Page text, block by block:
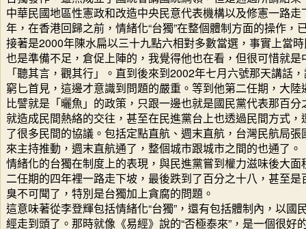
中華民國地區性憲政和改造中央民意代表機構以及修憲一路
年，在香港回歸之前，情緒化“台獨”在整個體制方面的操作，
接著是2000年陳水扁以三十九點六相對多數當選，事實上當
也是準備不足，倉促上陣的，我覺得他也在看，但很可惜就
「聽其言，觀其行」。直到後來到2002年七月六號那天講話
窮匕首見，這邊才意識到問題的嚴重。等到他第二任期，大陸
比譬就是「曬魚」的政策，只跟一邊也就是國民黨代表那百
就造成民間熱絡的交往，甚至在民進黨台上也透過民間方式
了很多民間的協議。包括定點直航、週末直航，台灣民航局
來主持推動，週末直航通了，整個城市跟城市之間的也通了。
情緒化的台獨在制度上的表現，與民進黨嘗到權力滋味後大
二任期的四年裡一路走下坡，最後跌到了百分之十八，甚至
臭不可聞了，特別是台獨加上貪腐的問題。
這意味著從李登輝包括情緒化“台獨”，還有包括體制內，以國
經走到頭了。那時就像《易經》說的“否極泰來”，是一個很好